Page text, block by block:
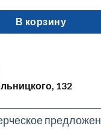
В корзину
132